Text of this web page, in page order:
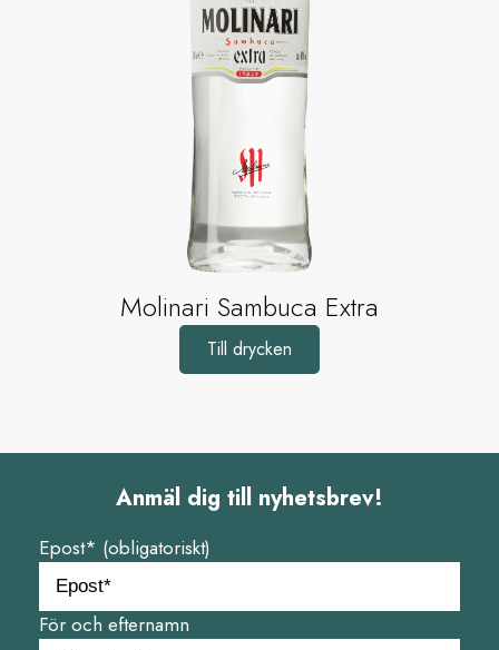
Molinari Sambuca Extra
Till drycken
Anmäl dig till nyhetsbrev!
Epost* (obligatoriskt)
För och efternamn